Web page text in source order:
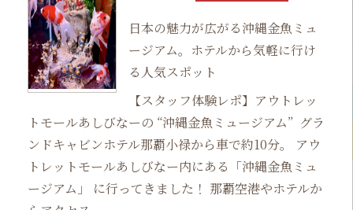
日本の魅力が広がる沖縄金魚ミュ
ージアム。ホテルから気軽に行け
る人気スポット
【スタッフ体験レポ】アウトレッ
トモールあしびなーの “沖縄金魚ミュージアム” グラ
ンドキャビンホテル那覇小禄から車で約10分。 アウ
トレットモールあしびなー内にある「沖縄金魚ミュ
ージアム」 に行ってきました！ 那覇空港やホテルか